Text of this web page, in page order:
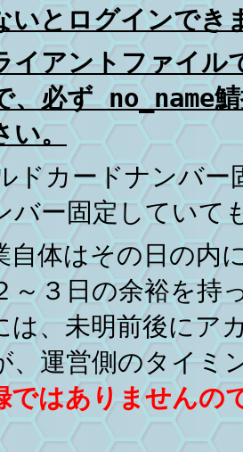
いとログインでき
イアントファイル
、必ず no_name
い。
ドカードナンバ
バー固定していて
自体はその日の内
～３日の余裕を持
は、未明前後にア
、運営側のタイミ
ではありませんの